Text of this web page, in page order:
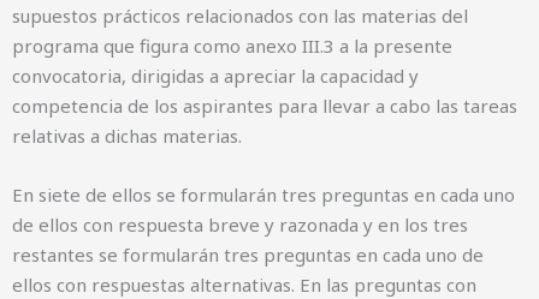
supuestos prácticos relacionados con las materias del
programa que figura como anexo III.3 a la presente
convocatoria, dirigidas a apreciar la capacidad y
competencia de los aspirantes para llevar a cabo las tareas
relativas a dichas materias.
En siete de ellos se formularán tres preguntas en cada uno
de ellos con respuesta breve y razonada y en los tres
restantes se formularán tres preguntas en cada uno de
ellos con respuestas alternativas. En las preguntas con